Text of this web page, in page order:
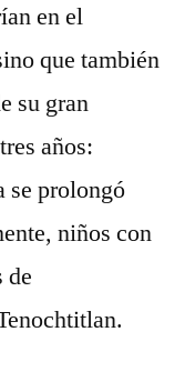
en el
que también
su gran
años:
se prolongó
niños con
de